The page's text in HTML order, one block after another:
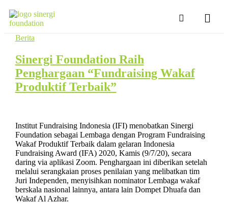
Berita
Sinergi Foundation Raih
Penghargaan “Fundraising Wakaf
Produktif Terbaik”
Institut Fundraising Indonesia (IFI) menobatkan Sinergi
Foundation sebagai Lembaga dengan Program Fundraising
Wakaf Produktif Terbaik dalam gelaran Indonesia
Fundraising Award (IFA) 2020, Kamis (9/7/20), secara
daring via aplikasi Zoom. Penghargaan ini diberikan setelah
melalui serangkaian proses penilaian yang melibatkan tim
Juri Independen, menyisihkan nominator Lembaga wakaf
berskala nasional lainnya, antara lain Dompet Dhuafa dan
Wakaf Al Azhar.